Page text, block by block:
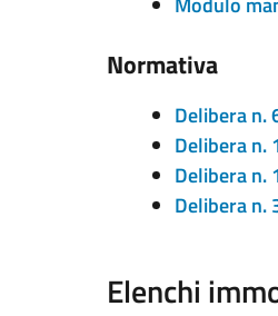
Normativa
Delibera
Delibera
Delibera
Delibera
Elenchi